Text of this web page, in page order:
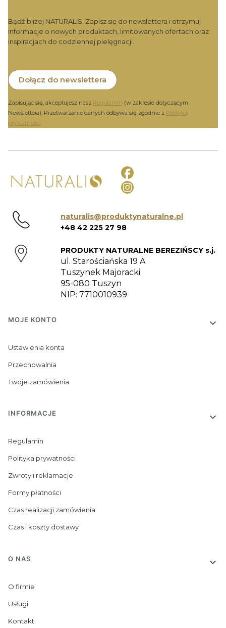
Bądź bliżej NATURALIS. Zapisz się do newslettera i otrzymuj
informacje o nowych produktach, limitowanych ofertach oraz
inspiracjach do codziennej pielęgnacji.
Dołącz do newslettera
Zapisując się, akceptujesz nasz Regulamin (w zakresie dotyczącym
Newslettera). Przetwarzanie danych odbywa się zgodnie z Polityką
prywatności.
naturalis@produktynaturalne.pl
+48 42 225 27 98
PRODUKTY NATURALNE BEREZIŃSCY s.j.
ul. Starościańska 19 A
Tuszynek Majoracki
95-080 Tuszyn
NIP: 7710010939
Linki w stopce
MOJE KONTO
Ustawienia konta
Przechowalnia
Twoje zamówienia
INFORMACJE
Regulamin
Polityka prywatności
Zwroty i reklamacje
Formy płatności
Czas realizacji zamówienia
Czas i koszty dostawy
O NAS
O firmie
Usługi
Kontakt